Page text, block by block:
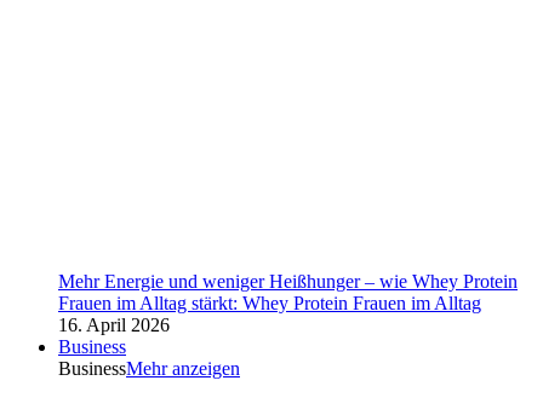
Mehr Energie und weniger Heißhunger – wie Whey Protein
Frauen im Alltag stärkt: Whey Protein Frauen im Alltag
16. April 2026
Business
BusinessMehr anzeigen